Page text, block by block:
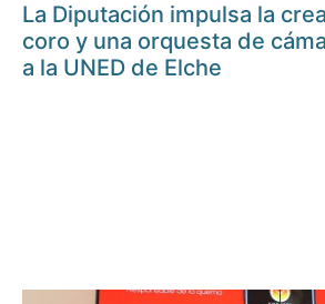
La Diputación impulsa la
coro y una orquesta de
a la UNED de Elche